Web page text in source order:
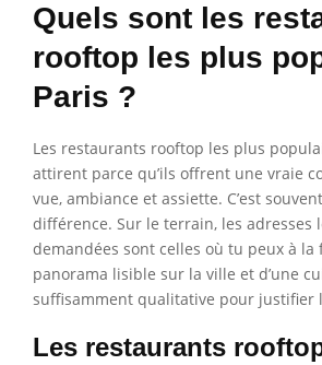
Quels sont les
rooftop les plus
Paris ?
Les restaurants rooftop les plus
attirent parce qu’ils offrent une vraie
vue, ambiance et assiette. C’est
différence. Sur le terrain, les adresses
demandées sont celles où tu peux à la
panorama lisible sur la ville et d’une
suffisamment qualitative pour justifier
Les restaurants